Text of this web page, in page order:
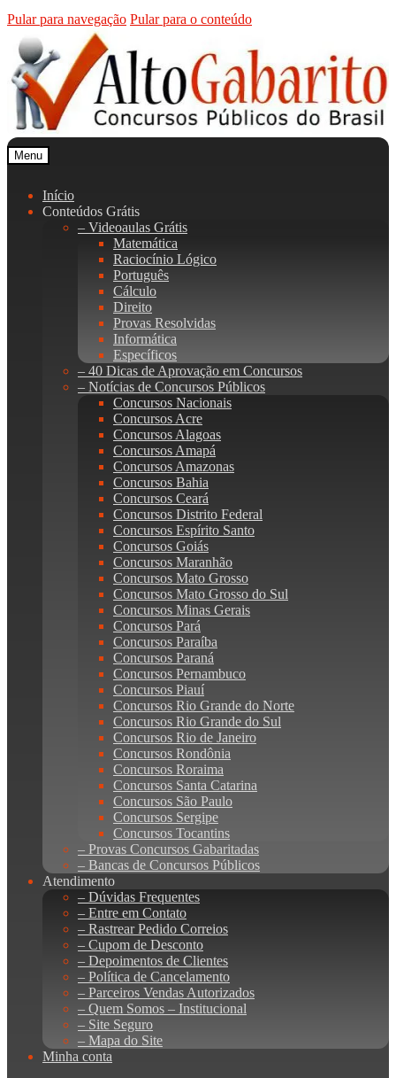
Pular para navegação Pular para o conteúdo
Menu
Início
Conteúdos Grátis
– Videoaulas Grátis
Matemática
Raciocínio Lógico
Português
Cálculo
Direito
Provas Resolvidas
Informática
Específicos
– 40 Dicas de Aprovação em Concursos
– Notícias de Concursos Públicos
Concursos Nacionais
Concursos Acre
Concursos Alagoas
Concursos Amapá
Concursos Amazonas
Concursos Bahia
Concursos Ceará
Concursos Distrito Federal
Concursos Espírito Santo
Concursos Goiás
Concursos Maranhão
Concursos Mato Grosso
Concursos Mato Grosso do Sul
Concursos Minas Gerais
Concursos Pará
Concursos Paraíba
Concursos Paraná
Concursos Pernambuco
Concursos Piauí
Concursos Rio Grande do Norte
Concursos Rio Grande do Sul
Concursos Rio de Janeiro
Concursos Rondônia
Concursos Roraima
Concursos Santa Catarina
Concursos São Paulo
Concursos Sergipe
Concursos Tocantins
– Provas Concursos Gabaritadas
– Bancas de Concursos Públicos
Atendimento
– Dúvidas Frequentes
– Entre em Contato
– Rastrear Pedido Correios
– Cupom de Desconto
– Depoimentos de Clientes
– Política de Cancelamento
– Parceiros Vendas Autorizados
– Quem Somos – Institucional
– Site Seguro
– Mapa do Site
Minha conta